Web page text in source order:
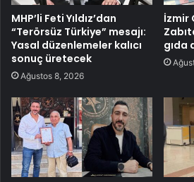
MHP’li Feti Yıldız’dan
“Terörsüz Türkiye” mesajı:
Yasal düzenlemeler kalıcı
sonuç üretecek
Ağustos 8, 2026
İzmir
gıda